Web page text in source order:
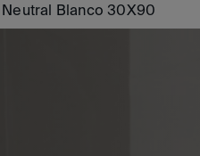
Neutral Blanco 30X90